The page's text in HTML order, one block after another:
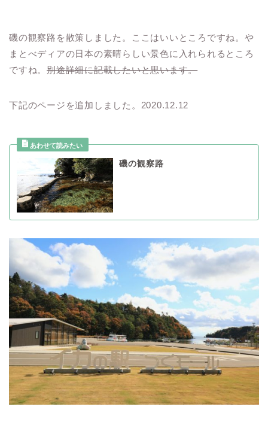
磯の観察路を散策しました。ここはいいところですね。や
まとべディアの日本の素晴らしい景色に入れられるところ
ですね。別途詳細に記載したいと思います。
下記のページを追加しました。2020.12.12
磯の観察路